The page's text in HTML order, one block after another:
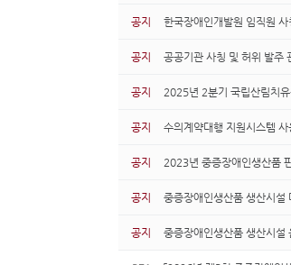
공지 한국장애인개발원 임직원
공지 공공기관 사칭 및 허위 발주
공지 2025년 2분기 국립산림치
공지 수의계약대행 지원시스템
공지 2023년 중증장애인생산품
공지 중증장애인생산품 생산시설
공지 중증장애인생산품 생산시설